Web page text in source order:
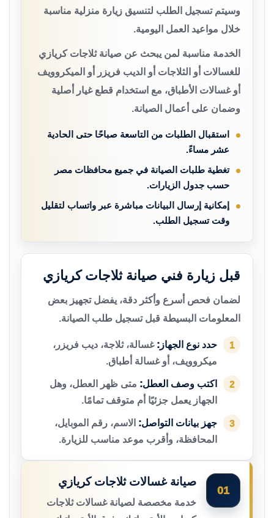
وسيتم تسجيل الطلب لتنسيق زيارة منزلية مناسبة
خلال مواعيد العمل اليومية.
الخدمة مناسبة لمن يبحث عن صيانة ثلاجات كريازي
للغسالات أو الثلاجات أو الديب فريزر أو الميكروويف
أو غسالات الأطباق، مع استخدام قطع غيار أصلية
وضمان على أعمال الصيانة.
استقبال الطلبات من التاسعة صباحًا حتى الحادية
عشر مساءً.
تغطية طلبات الصيانة في جميع محافظات مصر
حسب جدول الزيارات.
إمكانية إرسال البيانات مباشرة عبر واتساب لتقليل
وقت تسجيل الطلب.
قبل زيارة فني صيانة ثلاجات كريازي
لضمان فحص أسرع وأكثر دقة، يفضل تجهيز بعض
المعلومات البسيطة قبل تسجيل طلب الصيانة.
1 حدد نوع الجهاز: غسالة، ثلاجة، ديب فريزر،
ميكروويف، أو غسالة أطباق.
2 اكتب وصف العطل: متى ظهر العطل، وهل
الجهاز يعمل جزئيًا أم متوقف تمامًا.
3 جهز بيانات التواصل: الاسم، رقم الموبايل،
المحافظة، وأقرب موعد مناسب للزيارة.
01
صيانة غسالات ثلاجات كريازي
خدمة مخصصة لصيانة غسالات ثلاجات